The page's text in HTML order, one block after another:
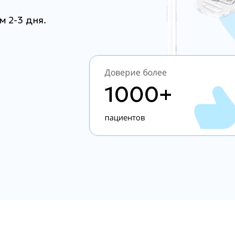
2-3 дня.
Доверие более
1000+
пациентов